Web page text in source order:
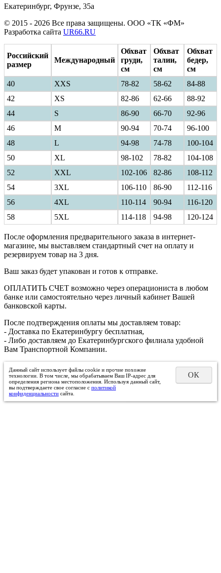
Екатеринбург, Фрунзе, 35а
© 2015 - 2026 Все права защищены. ООО «ТК «ФМ»
Разработка сайта UR66.RU
Российский
размер
Международный
Обхват
груди,
см
Обхват
талии,
см
Обхват
бедер,
см
40
ХXS 78-82 58-62
84-88
42
XS 82-86 62-66
88-92
44
S 86-90 66-70
92-96
46
M 90-94 70-74
96-100
48
L 94-98 74-78
100-104
50
XL 98-102 78-82
104-108
52
XXL 102-106 82-86
108-112
54
3XL 106-110 86-90
112-116
56
4XL 110-114 90-94
116-120
58
5XL 114-118 94-98 120-124
После оформления предварительного заказа в интернет-
магазине, мы выставляем стандартный счет на оплату и
резервируем товар на 3 дня.
Ваш заказ будет упакован и готов к отправке.
ОПЛАТИТЬ СЧЕТ возможно через операциониста в любом
банке или самостоятельно через личный кабинет Вашей
банковской карты.
После подтверждения оплаты мы доставляем товар:
- Доставка по Екатеринбургу бесплатная,
- Либо доставляем до Екатеринбургского филиала удобной
Вам Транспортной Компании.
Данный сайт использует файлы cookie и прочие похожие
технологии. В том числе, мы обрабатываем Ваш IP-адрес для
определения региона местоположения. Используя данный сайт,
вы подтверждаете свое согласие с политикой
конфиденциальности сайта.
ОК